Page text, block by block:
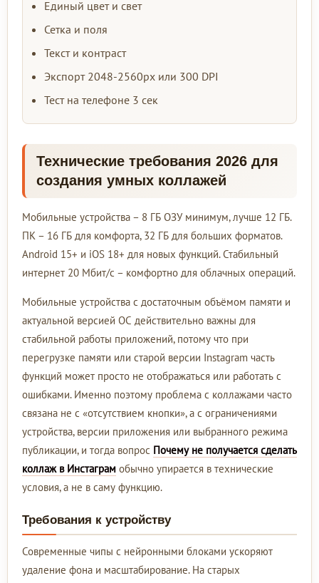
Единый цвет и свет
Сетка и поля
Текст и контраст
Экспорт 2048-2560px или 300 DPI
Тест на телефоне 3 сек
Технические требования 2026 для
создания умных коллажей
Мобильные устройства – 8 ГБ ОЗУ минимум, лучше 12 ГБ.
ПК – 16 ГБ для комфорта, 32 ГБ для больших форматов.
Android 15+ и iOS 18+ для новых функций. Стабильный
интернет 20 Мбит/с – комфортно для облачных операций.
Мобильные устройства с достаточным объёмом памяти и
актуальной версией ОС действительно важны для
стабильной работы приложений, потому что при
перегрузке памяти или старой версии Instagram часть
функций может просто не отображаться или работать с
ошибками. Именно поэтому проблема с коллажами часто
связана не с «отсутствием кнопки», а с ограничениями
устройства, версии приложения или выбранного режима
публикации, и тогда вопрос Почему не получается сделать
коллаж в Инстаграм обычно упирается в технические
условия, а не в саму функцию.
Требования к устройству
Современные чипы с нейронными блоками ускоряют
удаление фона и масштабирование. На старых